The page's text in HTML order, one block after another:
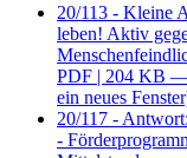
20/113 - Kleine
leben! Aktiv
PDF | 204 KB —
ein neues
20/117 -
-